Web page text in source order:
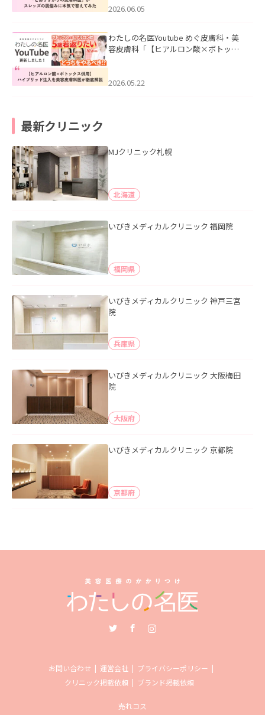
2026.06.05
わたしの名医Youtube めぐ皮膚科・美
容皮膚科「【ヒアルロン酸×ボトック
た。
2026.05.22
最新クリニック
MJクリニック札幌
北海道
いびきメディカルクリニック 福岡院
福岡県
いびきメディカルクリニック 神戸三宮
院
兵庫県
いびきメディカルクリニック 大阪梅田
院
大阪府
いびきメディカルクリニック 京都院
京都府
お問い合わせ 運営会社
プライバシーポリシー
クリニック掲載依頼
ブランド掲載依頼
売れコス